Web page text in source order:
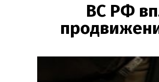
ВС РФ